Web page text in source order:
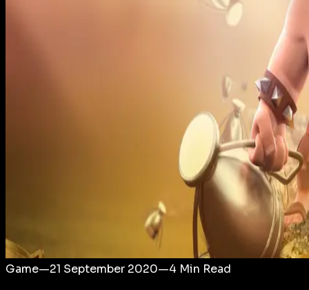
Game—21 September 2020—4 Min Read